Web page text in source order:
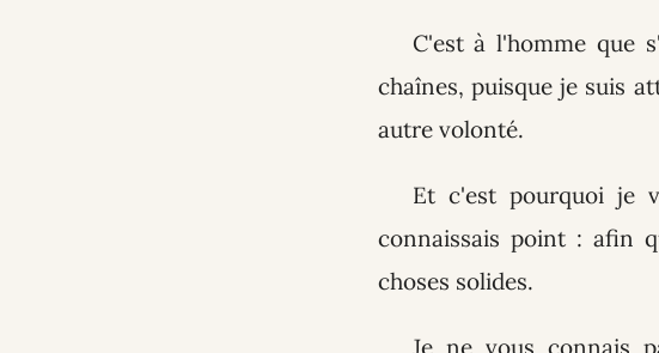
C'est à l'homme que
chaînes, puisque je suis
autre volonté.
Et c'est pourquoi je
connaissais point : afin
choses solides.